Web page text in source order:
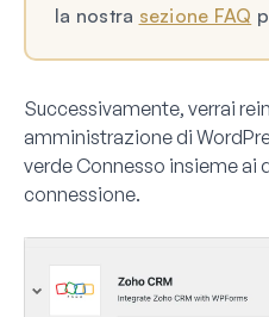
la nostra sezione FAQ
Successivamente, verrai
amministrazione di
verde Connesso insieme ai
connessione.